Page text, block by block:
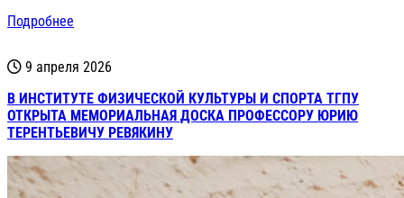
Подробнее
9 апреля 2026
В ИНСТИТУТЕ ФИЗИЧЕСКОЙ КУЛЬТУРЫ И СПОРТА ТГПУ
ОТКРЫТА МЕМОРИАЛЬНАЯ ДОСКА ПРОФЕССОРУ ЮРИЮ
ТЕРЕНТЬЕВИЧУ РЕВЯКИНУ